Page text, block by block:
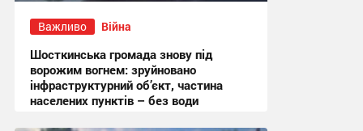
Важливо Війна
Шосткинська громада знову під
ворожим вогнем: зруйновано
інфраструктурний об’єкт, частина
населених пунктів – без води